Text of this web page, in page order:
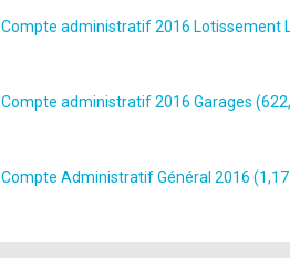
Compte administratif 2016 Lotissement
Compte administratif 2016 Garages
Compte Administratif Général 2016